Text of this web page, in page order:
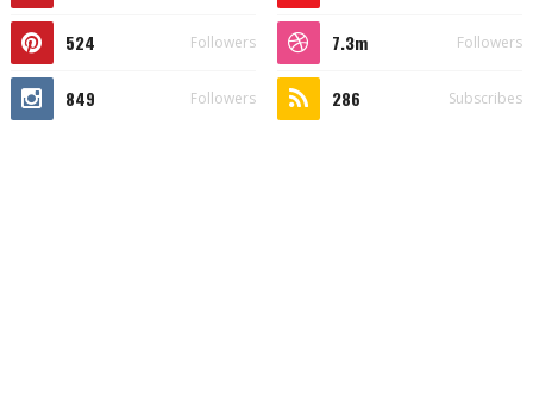
524 Followers 7.3m Followers
849 Followers 286 Subscribes